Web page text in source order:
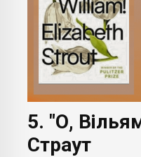
5. "О,
Страут